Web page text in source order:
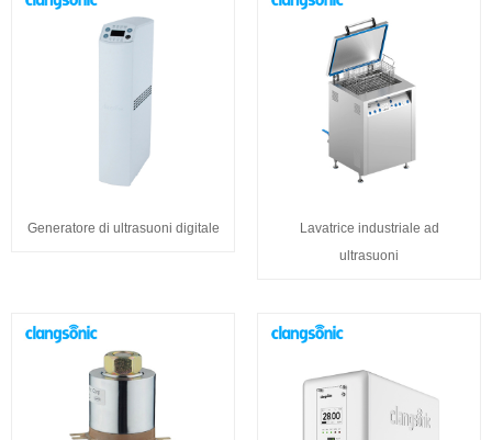
Generatore di ultrasuoni digitale
Lavatrice industriale ad
ultrasuoni